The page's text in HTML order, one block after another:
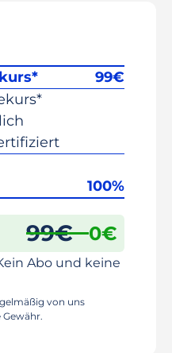
99€
100%
99€ 0€
Abo und keine
von uns